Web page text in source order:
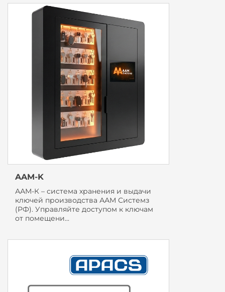
AAM-K
ААМ-К – система хранения и выдачи
ключей производства ААМ Системз
(РФ). Управляйте доступом к ключам
от помещени...